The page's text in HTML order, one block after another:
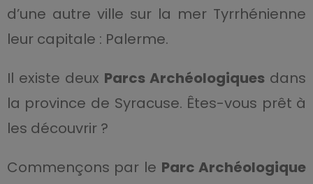
d’une autre ville sur la mer Tyrrhénienne
leur capitale : Palerme.
Il existe deux Parcs Archéologiques dans
la province de Syracuse. Êtes-vous prêt à
les découvrir ?
Commençons par le Parc Archéologique